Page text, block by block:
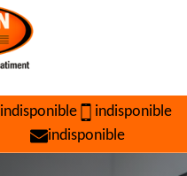
indisponible
indisponible
indisponible